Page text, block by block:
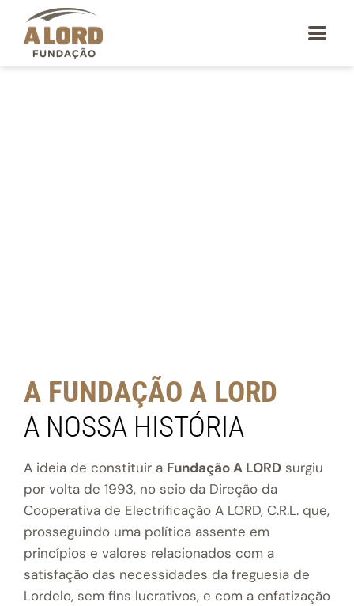
content
A FUNDAÇÃO A LORD
A NOSSA HISTÓRIA
A ideia de constituir a Fundação A LORD surgiu
por volta de 1993, no seio da Direção da
Cooperativa de Electrificação A LORD, C.R.L. que,
prosseguindo uma política assente em
princípios e valores relacionados com a
satisfação das necessidades da freguesia de
Lordelo, sem fins lucrativos, e com a enfatização